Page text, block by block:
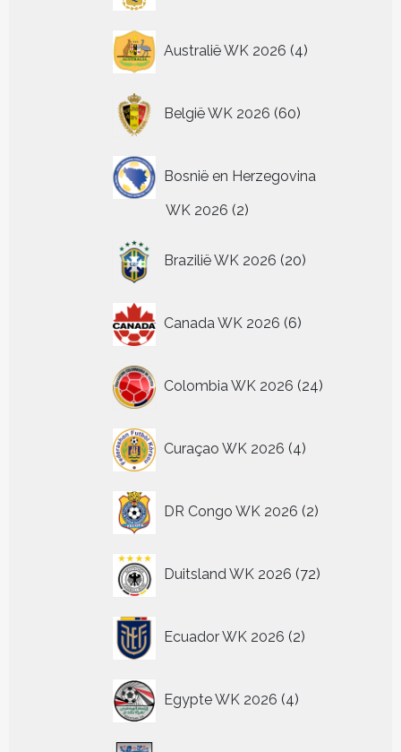
Australië WK 2026 4
producten
België WK 2026 60
producten
Bosnië en Herzegovina
WK 2026 22
Brazilië WK 2026 20
producten
Canada WK 2026 6
producten
Colombia WK 2026 24
producten
Curaçao WK 2026 4
producten
DR Congo WK 2026 2
producten
Duitsland WK 2026 72
producten
Ecuador WK 2026 2
producten
Egypte WK 2026 4
producten